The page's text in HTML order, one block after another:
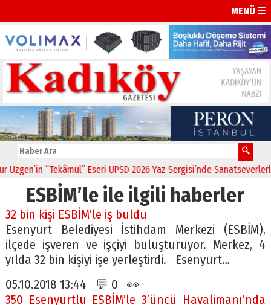
MENÜ ☰
“Tekâmül” Eseri UPSD 2026 Yaz Sergisi’nde Sanatseverlerle
ESBİM’le ile ilgili haberler
32 bin kişi ESBİM’le iş buldu
Esenyurt Belediyesi İstihdam Merkezi (ESBİM),
ilçede işveren ve işçiyi buluşturuyor. Merkez, 4
yılda 32 bin kişiyi işe yerleştirdi. Esenyurt…
05.10.2018 13:44 💬 0 👀
350 Esenyurtlu ESBİM’le 3’üncü Havalimanı’nda